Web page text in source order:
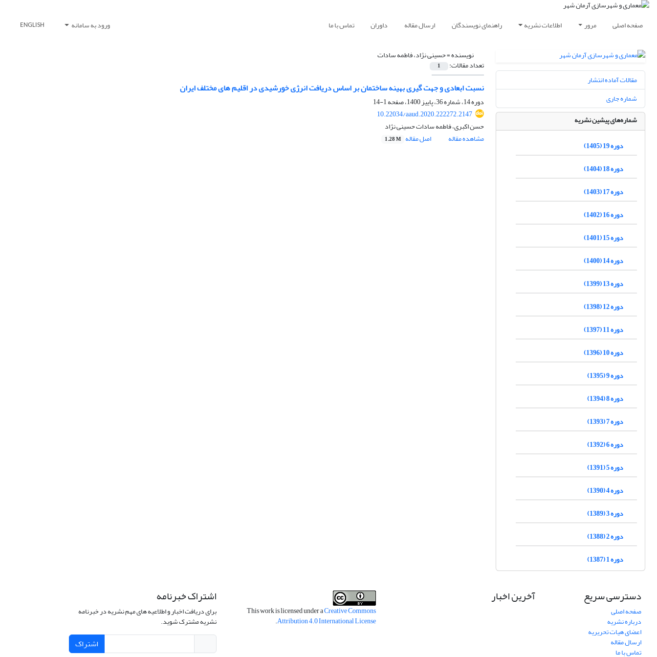
صفحه اصلی مرور اطلاعات نشریه راهنمای نویسندگان ارسال مقاله داوران تماس با ما ورود به سامانه ENGLISH
نویسنده =حسینی ‌نژاد، فاطمه سادات
تعداد مقالات: 1
نسبت ابعادی و جهت گیری بهینه ساختمان بر اساس دریافت انرژی خورشیدی در اقلیم های مختلف ایران
دوره 14، شماره 36، پاییز 1400، صفحه
1-14
10.22034/aaud.2020.222272.2147
حسن اکبری، فاطمه سادات حسینی ‌نژاد
مشاهده مقاله
اصل مقاله 1.28 M
مقالات آماده انتشار
شماره جاری
شماره‌های پیشین نشریه
دوره 19 (1405)
دوره 18 (1404)
دوره 17 (1403)
دوره 16 (1402)
دوره 15 (1401)
دوره 14 (1400)
دوره 13 (1399)
دوره 12 (1398)
دوره 11 (1397)
دوره 10 (1396)
دوره 9 (1395)
دوره 8 (1394)
دوره 7 (1393)
دوره 6 (1392)
دوره 5 (1391)
دوره 4 (1390)
دوره 3 (1389)
دوره 2 (1388)
دوره 1 (1387)
دسترسی سریع
صفحه اصلی
درباره نشریه
اعضای هیات تحریریه
ارسال مقاله
تماس با ما
آخرین اخبار
This work is licensed under aCreative Commons
Attribution 4.0 International License
.
اشتراک خبرنامه
برای دریافت اخبار و اطلاعیه های مهم نشریه در خبرنامه
نشریه مشترک شوید.
اشتراک